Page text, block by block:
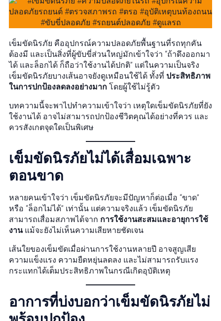
เข็มขัดนิรภัย คืออุปกรณ์ความปลอดภัยพื้นฐานที่รถทุกคัน
ต้องมี และเป็นสิ่งที่ผู้ขับขี่ส่วนใหญ่มักเข้าใจว่า “ถ้าดึงออกมา
ได้ และล็อกได้ ก็ถือว่าใช้งานได้ปกติ” แต่ในความเป็นจริง
เข็มขัดนิรภัยบางเส้นอาจยังดูเหมือนใช้ได้ ทั้งที่ ประสิทธิภาพ
ในการปกป้องลดลงอย่างมาก โดยผู้ใช้ไม่รู้ตัว
บทความนี้จะพาไปทำความเข้าใจว่า เหตุใดเข็มขัดนิรภัยที่ยัง
ใช้งานได้ อาจไม่สามารถปกป้องชีวิตคุณได้อย่างที่ควร และ
ควรสังเกตจุดใดเป็นพิเศษ
เข็มขัดนิรภัยไม่ได้เสื่อมเฉพาะ
ตอนขาด
หลายคนเข้าใจว่า เข็มขัดนิรภัยจะมีปัญหาก็ต่อเมื่อ “ขาด”
หรือ “ล็อกไม่ได้” เท่านั้น แต่ความจริงแล้ว เข็มขัดนิรภัย
สามารถเสื่อมสภาพได้จาก การใช้งานสะสมและอายุการใช้
งานแม้จะยังไม่เห็นความเสียหายชัดเจน
เส้นใยของเข็มขัดเมื่อผ่านการใช้งานหลายปี อาจสูญเสีย
ความแข็งแรง ความยืดหยุ่นลดลง และไม่สามารถรับแรง
กระแทกได้เต็มประสิทธิภาพในกรณีเกิดอุบัติเหตุ
อาการที่บ่งบอกว่าเข็มขัดนิรภัยไม่